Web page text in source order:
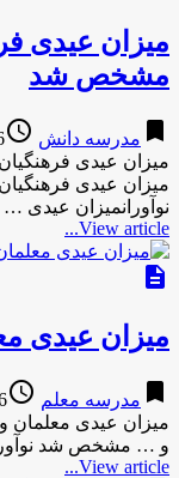
میزان عیدی
مشخص شد
bookmark مدرسه دانش access_time
میزان عیدی
میزان عیدی
نوآورانمیزان عیدی …
View article...
description
میزان عیدی
bookmark مدرسه معلم access_time
میزان عیدی
و … مشخص شد
View article...